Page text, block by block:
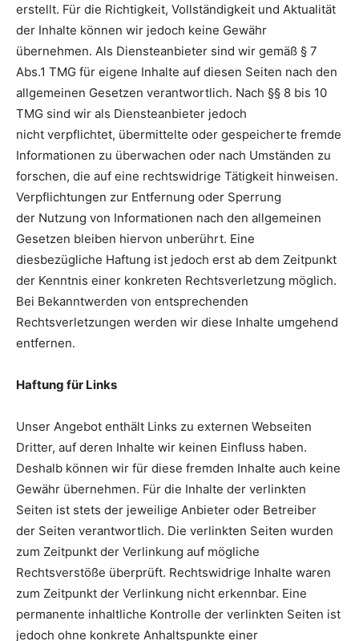
erstellt. Für die Richtigkeit, Vollständigkeit und Aktualität
der Inhalte können wir jedoch keine Gewähr
übernehmen. Als Diensteanbieter sind wir gemäß § 7
Abs.1 TMG für eigene Inhalte auf diesen Seiten nach den
allgemeinen Gesetzen verantwortlich. Nach §§ 8 bis 10
TMG sind wir als Diensteanbieter jedoch
nicht verpflichtet, übermittelte oder gespeicherte fremde
Informationen zu überwachen oder nach Umständen zu
forschen, die auf eine rechtswidrige Tätigkeit hinweisen.
Verpflichtungen zur Entfernung oder Sperrung
der Nutzung von Informationen nach den allgemeinen
Gesetzen bleiben hiervon unberührt. Eine
diesbezügliche Haftung ist jedoch erst ab dem Zeitpunkt
der Kenntnis einer konkreten Rechtsverletzung möglich.
Bei Bekanntwerden von entsprechenden
Rechtsverletzungen werden wir diese Inhalte umgehend
entfernen.
Haftung für Links
Unser Angebot enthält Links zu externen Webseiten
Dritter, auf deren Inhalte wir keinen Einfluss haben.
Deshalb können wir für diese fremden Inhalte auch keine
Gewähr übernehmen. Für die Inhalte der verlinkten
Seiten ist stets der jeweilige Anbieter oder Betreiber
der Seiten verantwortlich. Die verlinkten Seiten wurden
zum Zeitpunkt der Verlinkung auf mögliche
Rechtsverstöße überprüft. Rechtswidrige Inhalte waren
zum Zeitpunkt der Verlinkung nicht erkennbar. Eine
permanente inhaltliche Kontrolle der verlinkten Seiten ist
jedoch ohne konkrete Anhaltspunkte einer